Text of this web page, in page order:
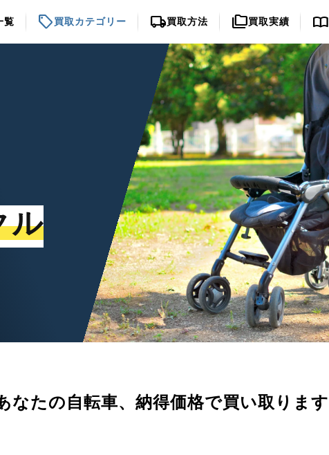
覧 sell買取カテゴリー local_shipping買取方法 folder_copy買取実績 import_contacts
ル
なたの自転車、 納得価格で買い取ります